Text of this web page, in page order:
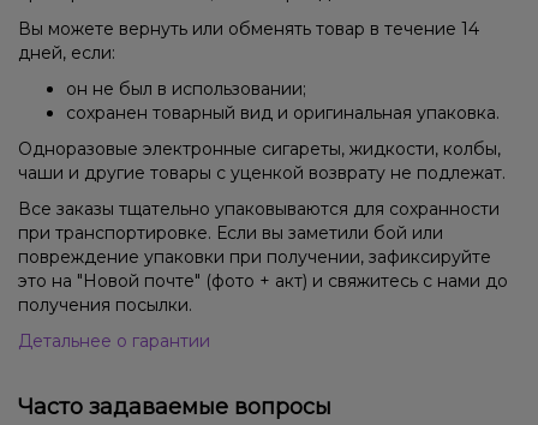
Вы можете вернуть или обменять товар в течение 14
дней, если:
он не был в использовании;
сохранен товарный вид и оригинальная упаковка.
Одноразовые электронные сигареты, жидкости, колбы,
чаши и другие товары с уценкой возврату не подлежат.
Все заказы тщательно упаковываются для сохранности
при транспортировке. Если вы заметили бой или
повреждение упаковки при получении, зафиксируйте
это на "Новой почте" (фото + акт) и свяжитесь с нами до
получения посылки.
Детальнее о гарантии
Часто задаваемые вопросы